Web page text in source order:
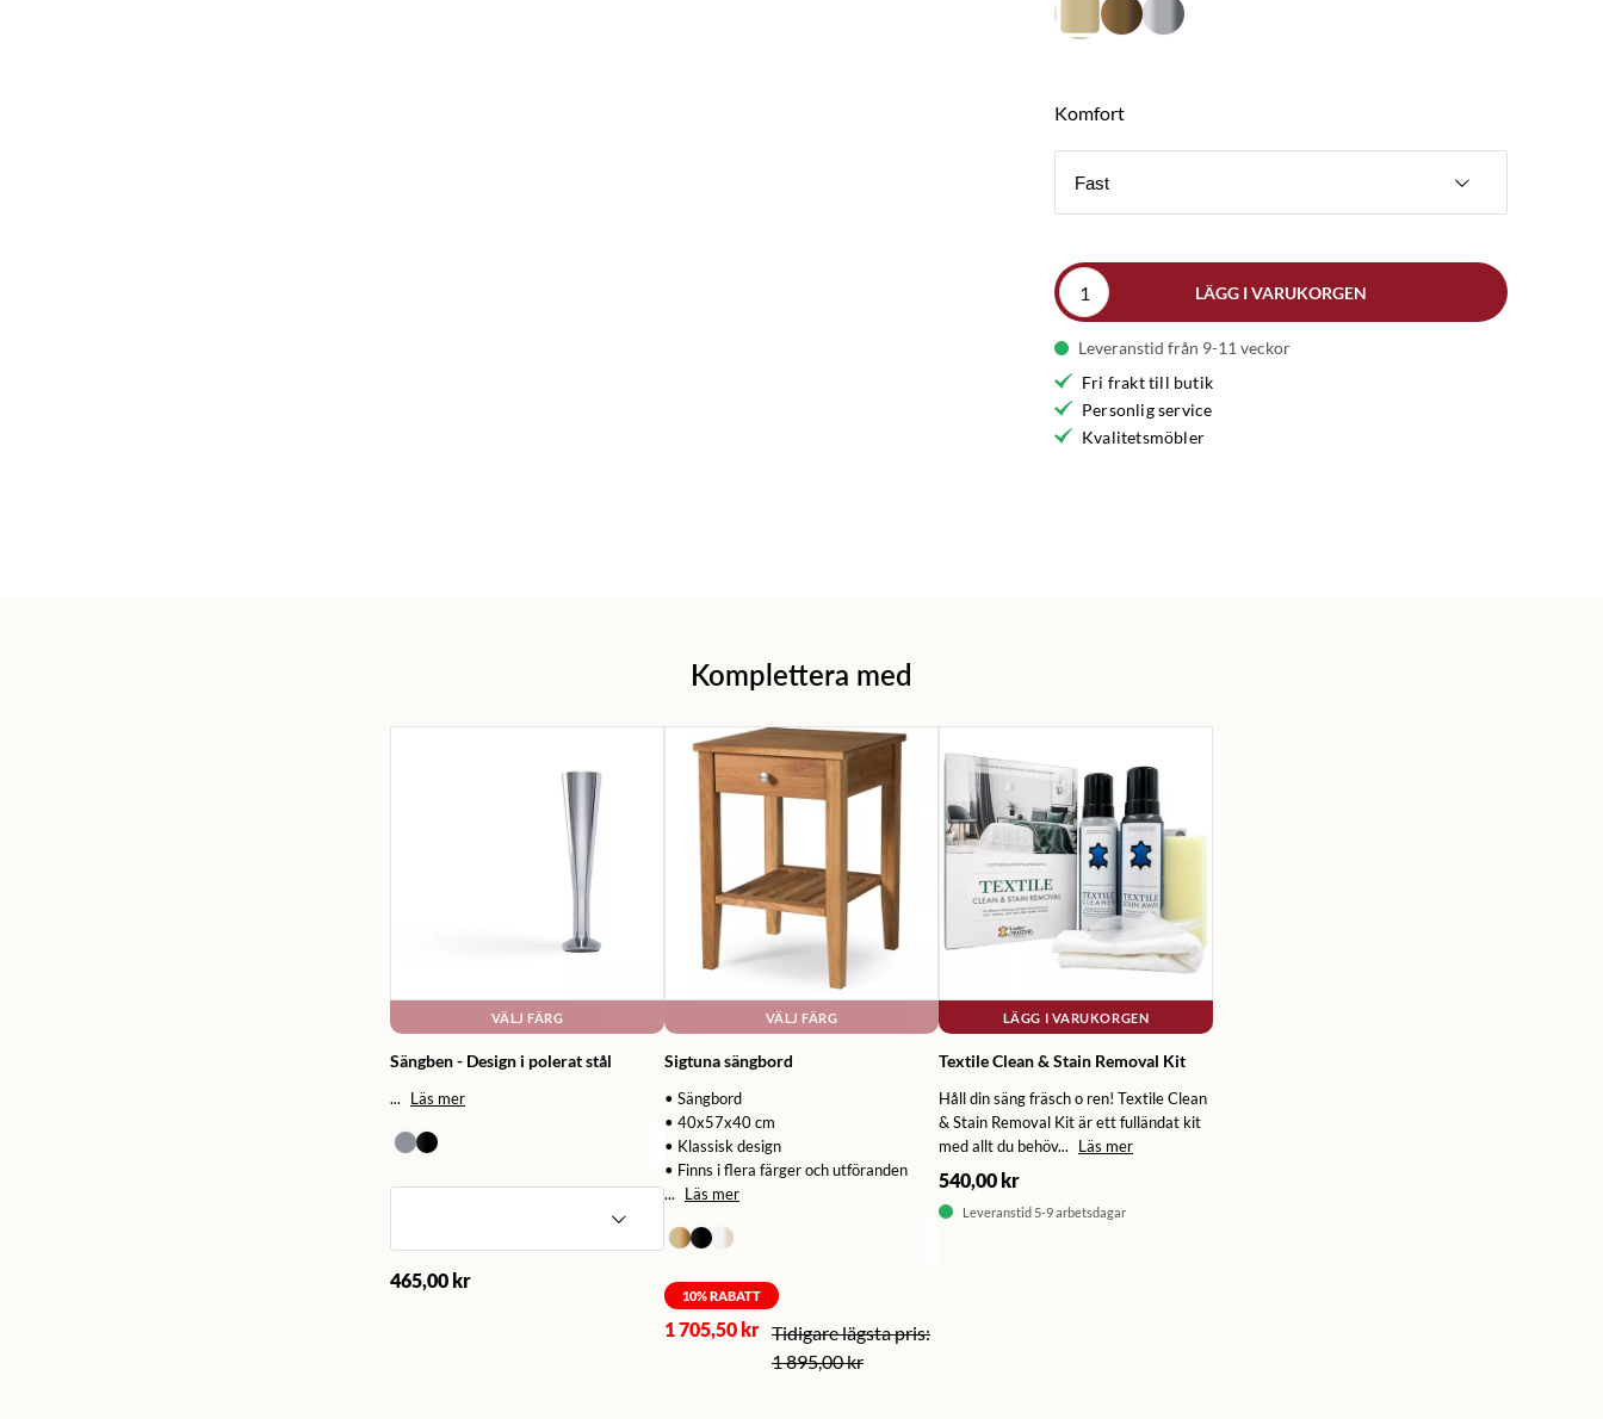
Komfort
Fast
LÄGG I VARUKORGEN
Leveranstid från 9-11 veckor
Fri frakt till butik
Personlig service
Kvalitetsmöbler
Komplettera med
VÄLJ FÄRG
Sängben - Design i polerat stål
... Läs mer
465,00 kr
VÄLJ FÄRG
Sigtuna sängbord
• Sängbord
• 40x57x40 cm
• Klassisk design
• Finns i flera färger och utföranden
...
Läs mer
10% RABATT
1 705,50 kr
1 895,00 kr
LÄGG I VARUKORGEN
Textile Clean & Stain Removal Kit
Håll din säng fräsch o ren! Textile Clean
& Stain Removal Kit är ett fulländat kit
med allt du behöv...
Läs mer
540,00 kr
Leveranstid 5-9 arbetsdagar